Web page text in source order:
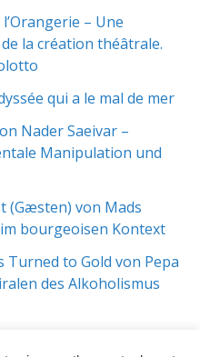
– Une
la création théâtrale.
qui a le mal de mer
Nader Saeivar​​ –
Manipulation und
(Gæsten) von Mads
bourgeoisen Kontext
Turned to Gold von Pepa
des Alkoholismus